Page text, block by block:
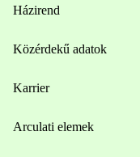
Házirend
Közérdekű adatok
Karrier
Arculati elemek